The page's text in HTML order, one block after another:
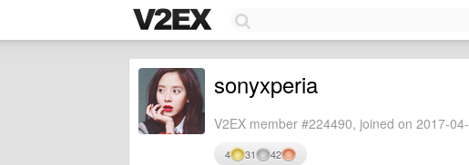
sonyxperia
V2EX member #224490, joined on 2017-
4 31 42